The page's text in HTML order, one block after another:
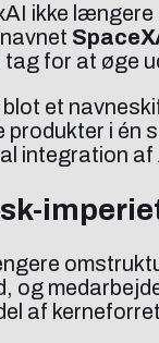
ikke
for at øge
blot et
i én
integration af
og
af